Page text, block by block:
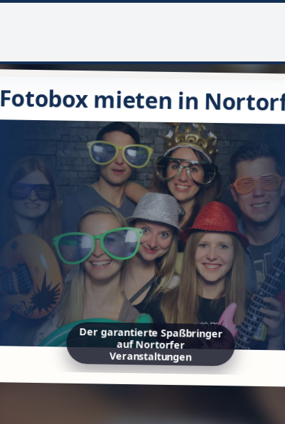
Fotobox mieten in Nortorf
Der garantierte Spaßbringer
auf Nortorfer
Veranstaltungen